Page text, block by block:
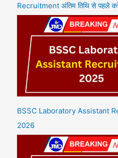
Recruitment अंतिम तिथि से पहले
BSSC Laboratory Assistant
2026